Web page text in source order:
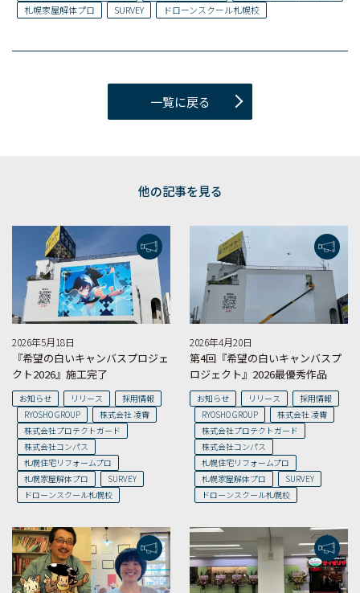
札幌家屋解体プロ
SURVEY ドローンスクール札幌校
一覧に戻る
他の記事を見る
2026年5月18日
『希望の白いキャンバスプロジェ
クト2026』施工完了
お知らせ リリース
採用情報
RYOSHO GROUP
株式会社 凌霄
株式会社プロテクトガード
株式会社コンパス
札幌住宅リフォームプロ
札幌家屋解体プロ
SURVEY
ドローンスクール札幌校
2026年4月20日
第4回『希望の白いキャンバスプ
ロジェクト』2026最優秀作品
お知らせ リリース
採用情報
RYOSHO GROUP
株式会社 凌霄
株式会社プロテクトガード
株式会社コンパス
札幌住宅リフォームプロ
札幌家屋解体プロ
SURVEY
ドローンスクール札幌校